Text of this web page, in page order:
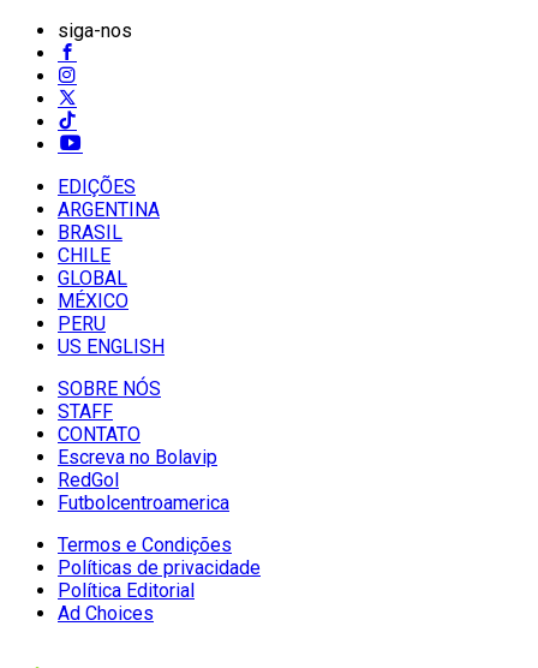
siga-nos
EDIÇÕES
ARGENTINA
BRASIL
CHILE
GLOBAL
MÉXICO
PERU
US ENGLISH
SOBRE NÓS
STAFF
CONTATO
Escreva no Bolavip
RedGol
Futbolcentroamerica
Termos e Condições
Políticas de privacidade
Política Editorial
Ad Choices